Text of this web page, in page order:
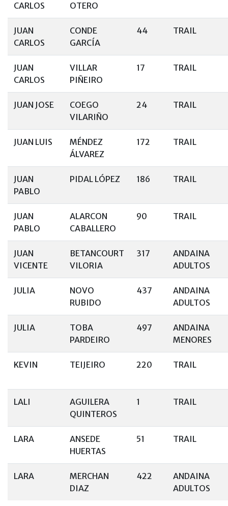
CARLOS
OTERO
JUAN
CARLOS
CONDE
GARCÍA
44 TRAIL
JUAN
CARLOS
VILLAR
PIÑEIRO
17 TRAIL
JUAN JOSE
COEGO
VILARIÑO
24 TRAIL
JUAN LUIS
MÉNDEZ
ÁLVAREZ
172 TRAIL
JUAN
PABLO
PIDAL LÓPEZ 186 TRAIL
JUAN
PABLO
ALARCON
CABALLERO
90 TRAIL
JUAN
VICENTE
BETANCOURT
VILORIA
317
ANDAINA
ADULTOS
JULIA
NOVO
RUBIDO
437
ANDAINA
ADULTOS
JULIA
TOBA
PARDEIRO
497
ANDAINA
MENORES
KEVIN TEIJEIRO 220 TRAIL
LALI
AGUILERA
QUINTEROS
1 TRAIL
LARA
ANSEDE
HUERTAS
51 TRAIL
LARA
MERCHAN
DIAZ
422
ANDAINA
ADULTOS